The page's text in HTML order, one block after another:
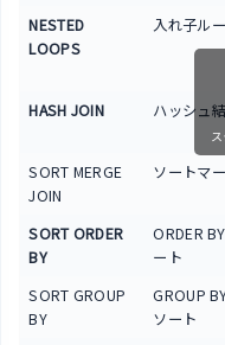
NESTED
LOOPS
入れ子ル
HASH JOIN
ハッシュ
SORT MERGE
JOIN
ソートマ
SORT ORDER
BY
ORDER
ート
SORT GROUP
BY
GROUP
ソート